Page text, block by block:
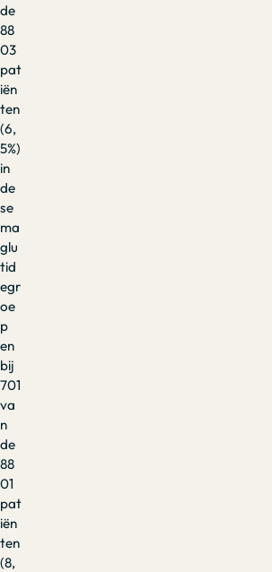
de
88
03
pat
iën
ten
(6,
5%)
in
de
se
ma
glu
tid
egr
oe
p
en
bij
701
va
n
de
88
01
pat
iën
ten
(8,